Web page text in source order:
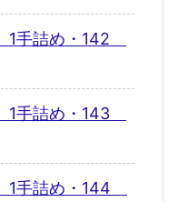
1手詰め・142
1手詰め・143
1手詰め・144